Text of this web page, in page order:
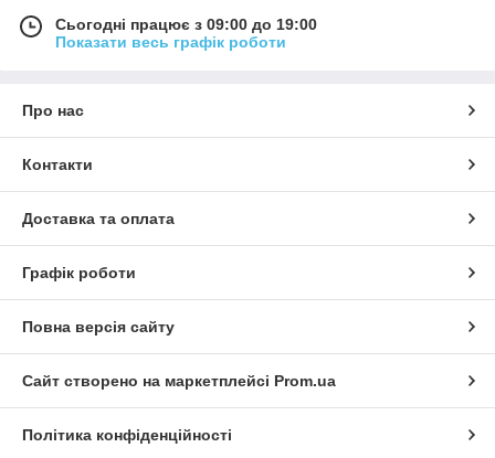
Сьогодні працює з 09:00 до 19:00
Показати весь графік роботи
Про нас
Контакти
Доставка та оплата
Графік роботи
Повна версія сайту
Сайт створено на маркетплейсі Prom.ua
Політика конфіденційності